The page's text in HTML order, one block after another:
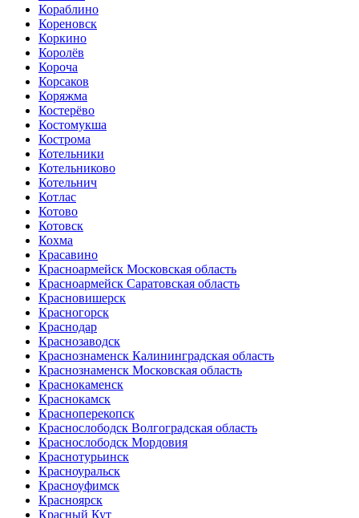
Кораблино
Кореновск
Коркино
Королёв
Короча
Корсаков
Коряжма
Костерёво
Костомукша
Кострома
Котельники
Котельниково
Котельнич
Котлас
Котово
Котовск
Кохма
Красавино
Красноармейск Московская область
Красноармейск Саратовская область
Красновишерск
Красногорск
Краснодар
Краснозаводск
Краснознаменск Калининградская область
Краснознаменск Московская область
Краснокаменск
Краснокамск
Красноперекопск
Краснослободск Волгоградская область
Краснослободск Мордовия
Краснотурьинск
Красноуральск
Красноуфимск
Красноярск
Красный Кут